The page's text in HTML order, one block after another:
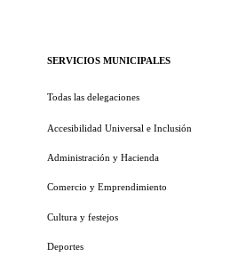
SERVICIOS MUNICIPALES
Todas las delegaciones
Accesibilidad Universal e Inclusión
Administración y Hacienda
Comercio y Emprendimiento
Cultura y festejos
Deportes